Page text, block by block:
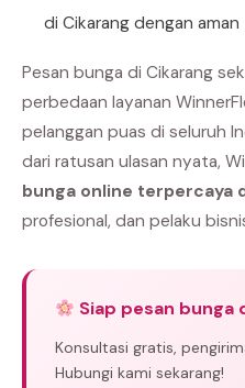
di Cikarang dengan aman
Pesan bunga di Cikarang
perbedaan layanan
pelanggan puas di seluruh
dari ratusan ulasan nyata,
bunga online terpercaya
profesional, dan pelaku
Siap pesan bunga
Konsultasi gratis,
Hubungi kami sekarang!